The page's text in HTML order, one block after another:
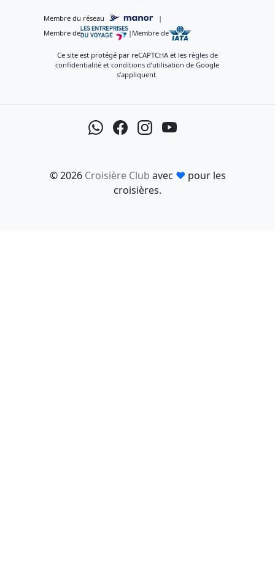
Membre du réseau
|
Membre de
| Membre de
Ce site est protégé par reCAPTCHA et les règles de
confidentialité etconditions d’utilisation de Google
s’appliquent.
© 2026 Croisière Club avec ♥ pour les
croisières.